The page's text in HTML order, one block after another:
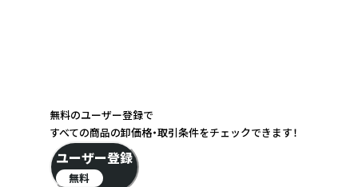
無料のユーザー登録で
すべての商品の卸価格・取引条件をチェックできます！
ユーザー登録
無料